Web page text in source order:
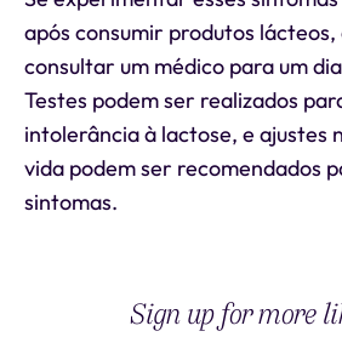
após consumir produtos lácteos,
consultar um médico para um
Testes podem ser realizados
intolerância à lactose, e ajustes
vida podem ser recomendados
sintomas.
Sign up for more